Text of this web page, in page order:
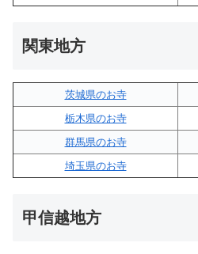
関東地方
茨城県のお寺
栃木県のお寺
群馬県のお寺
埼玉県のお寺
甲信越地方